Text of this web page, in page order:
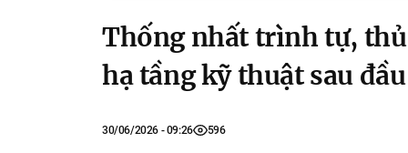
Thống nhất trình tự,
hạ tầng kỹ thuật sau
30/06/2026 - 09:26 596